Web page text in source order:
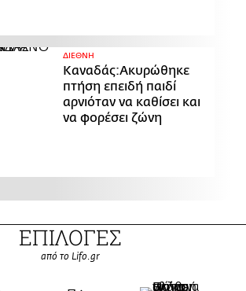
ΔΙΕΘΝΗ
Καναδάς:Ακυρώθηκε
πτήση επειδή παιδί
αρνιόταν να καθίσει και
να φορέσει ζώνη
ΕΠΙΛΟΓΕΣ
από το Lifo.gr